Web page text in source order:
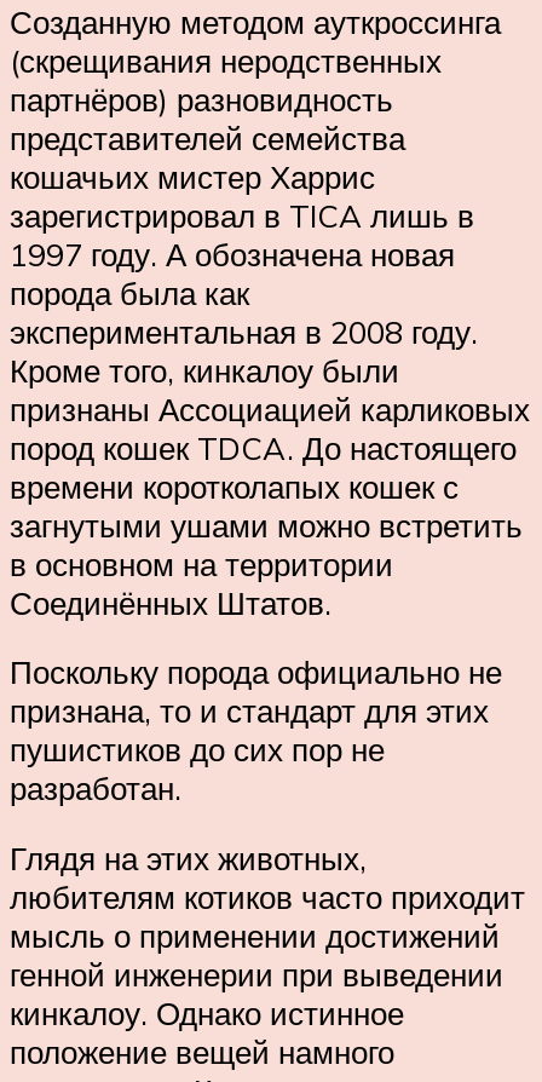
Созданную методом ауткроссинга
(скрещивания неродственных
партнёров) разновидность
представителей семейства
кошачьих мистер Харрис
зарегистрировал в TICA лишь в
1997 году. А обозначена новая
порода была как
экспериментальная в 2008 году.
Кроме того, кинкалоу были
признаны Ассоциацией карликовых
пород кошек TDCA. До настоящего
времени коротколапых кошек с
загнутыми ушами можно встретить
в основном на территории
Соединённых Штатов.
Поскольку порода официально не
признана, то и стандарт для этих
пушистиков до сих пор не
разработан.
Глядя на этих животных,
любителям котиков часто приходит
мысль о применении достижений
генной инженерии при выведении
кинкалоу. Однако истинное
положение вещей намного